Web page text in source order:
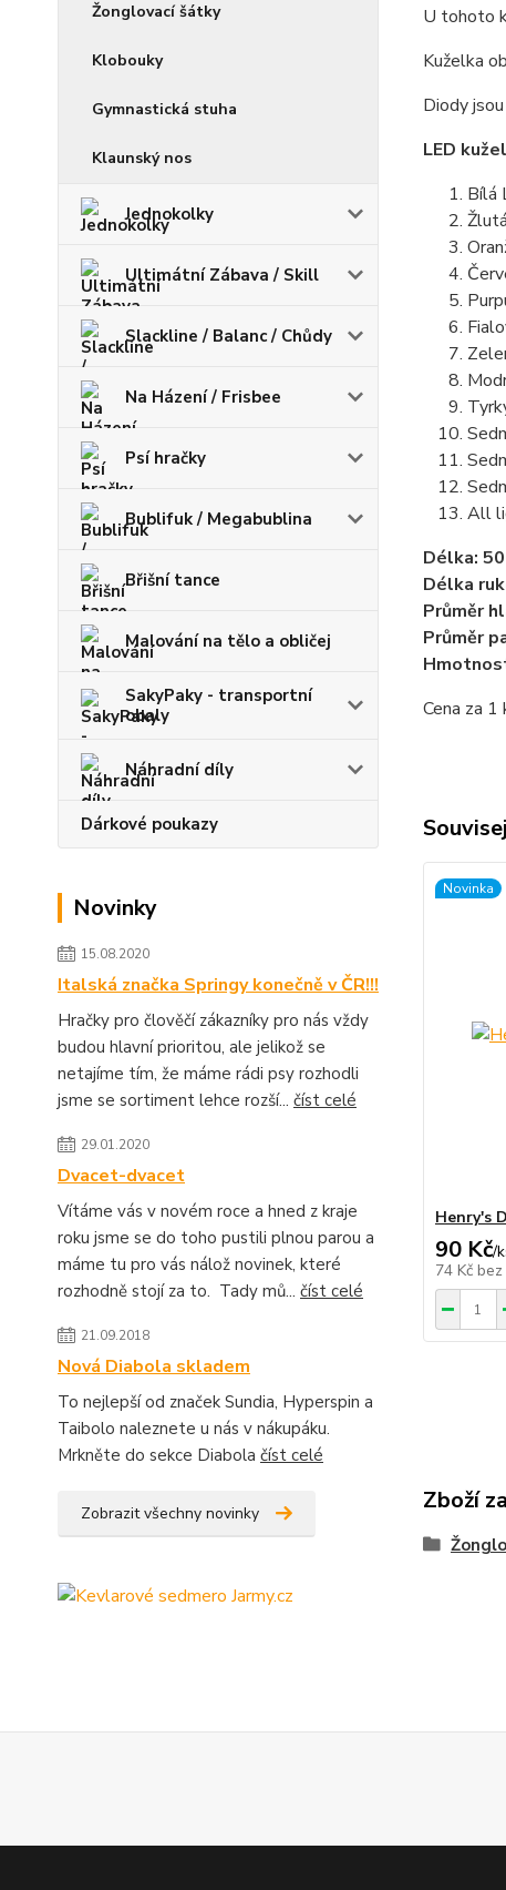
Žonglovací šátky
Klobouky
Gymnastická stuha
Klaunský nos
Jednokolky
Ultimátní Zábava / Skill
Slackline / Balanc / Chůdy
Na Házení / Frisbee
Psí hračky
Bublifuk / Megabublina
Břišní tance
Malování na tělo a obličej
SakyPaky - transportní
obaly
Náhradní díly
Dárkové poukazy
Novinky
15.08.2020
Italská značka Springy konečně v ČR!!!
Hračky pro člověčí zákazníky pro nás vždy
budou hlavní prioritou, ale jelikož se
netajíme tím, že máme rádi psy rozhodli
jsme se sortiment lehce rozší... číst celé
29.01.2020
Dvacet-dvacet
Vítáme vás v novém roce a hned z kraje
roku jsme se do toho pustili plnou parou a
máme tu pro vás nálož novinek, které
rozhodně stojí za to. Tady mů... číst celé
21.09.2018
Nová Diabola skladem
To nejlepší od značek Sundia, Hyperspin a
Taibolo naleznete u nás v nákupáku.
Mrkněte do sekce Diabola číst celé
Zobrazit všechny novinky
U tohoto
Kuželka
Diody
LED
Bílá
All
Délka:
Délka
Průměr
Průměr
Cena za 1
Novinka
Henry's
90 Kč/
74 Kč bez
Zboží